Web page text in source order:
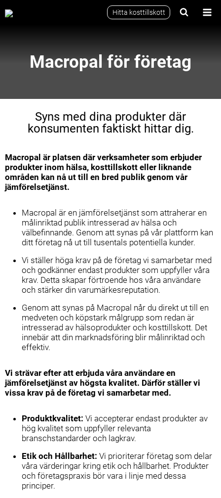
to
Hitta kosttillskott
Macropal för företag
Syns med dina produkter där
konsumenten faktiskt hittar dig.
Macropal är platsen där verksamheter som erbjuder
produkter inom hälsa, kosttillskott eller liknande
områden kan nå ut till en bred publik genom vår
jämförelsetjänst.
Macropal är en jämförelsetjänst som attraherar en
målinriktad publik intresserad av hälsa och
välbefinnande. Genom att synas på vår plattform kan
ditt företag nå ut till tusentals potentiella kunder.
Vi ställer höga krav på de företag vi samarbetar med
och godkänner endast produkter som uppfyller våra
krav. Detta skapar förtroende hos våra användare
och stärker din varumärkesreputation.
Genom att synas på Macropal når du direkt ut till en
medveten och köpstark målgrupp som redan är
intresserad av hälsoprodukter och kosttillskott. Det
innebär att din marknadsföring blir målinriktad och
effektiv.
Vi strävar efter att erbjuda våra användare en
jämförelsetjänst av högsta kvalitet. Därför ställer vi
vissa krav på de företag vi samarbetar med.
Produktkvalitet: Vi accepterar endast produkter av
hög kvalitet som uppfyller relevanta
branschstandarder och lagkrav.
Etik och Hållbarhet: Vi prioriterar företag som delar
våra värderingar kring etik och hållbarhet. Produkter
och företagspraxis bör vara i linje med dessa
principer.